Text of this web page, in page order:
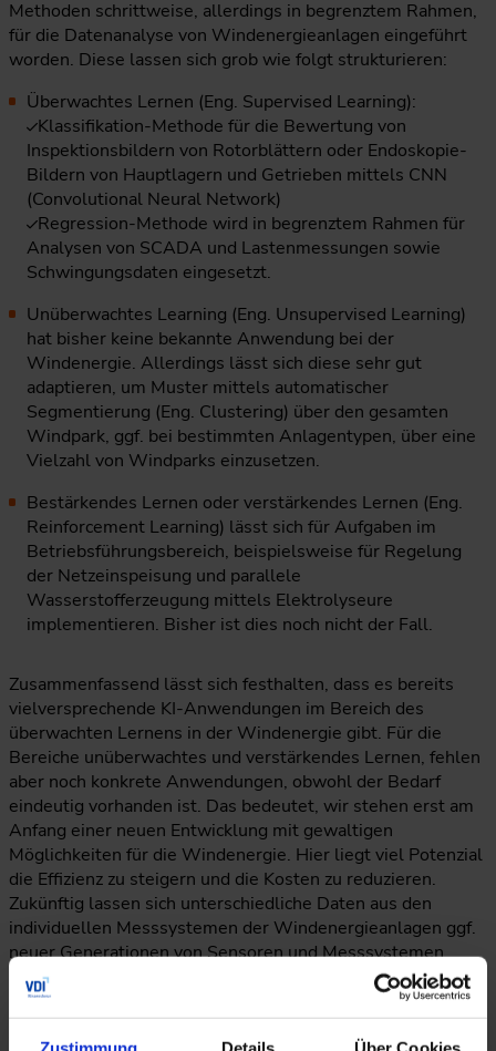
Methoden schrittweise, allerdings in begrenztem Rahmen,
für die Datenanalyse von Windenergieanlagen eingeführt
worden. Diese lassen sich grob wie folgt strukturieren:
Überwachtes Lernen (Eng. Supervised Learning):
Klassifikation-Methode für die Bewertung von
Inspektionsbildern von Rotorblättern oder Endoskopie-
Bildern von Hauptlagern und Getrieben mittels CNN
(Convolutional Neural Network)
Regression-Methode wird in begrenztem Rahmen für
Analysen von SCADA und Lastenmessungen sowie
Schwingungsdaten eingesetzt.
Unüberwachtes Learning (Eng. Unsupervised Learning)
hat bisher keine bekannte Anwendung bei der
Windenergie. Allerdings lässt sich diese sehr gut
adaptieren, um Muster mittels automatischer
Segmentierung (Eng. Clustering) über den gesamten
Windpark, ggf. bei bestimmten Anlagentypen, über eine
Vielzahl von Windparks einzusetzen.
Bestärkendes Lernen oder verstärkendes Lernen (Eng.
Reinforcement Learning) lässt sich für Aufgaben im
Betriebsführungsbereich, beispielsweise für Regelung
der Netzeinspeisung und parallele
Wasserstofferzeugung mittels Elektrolyseure
implementieren. Bisher ist dies noch nicht der Fall.
Zusammenfassend lässt sich festhalten, dass es bereits
vielversprechende KI-Anwendungen im Bereich des
überwachten Lernens in der Windenergie gibt. Für die
Bereiche unüberwachtes und verstärkendes Lernen, fehlen
aber noch konkrete Anwendungen, obwohl der Bedarf
eindeutig vorhanden ist. Das bedeutet, wir stehen erst am
Anfang einer neuen Entwicklung mit gewaltigen
Möglichkeiten für die Windenergie. Hier liegt viel Potenzial
die Effizienz zu steigern und die Kosten zu reduzieren.
Zukünftig lassen sich unterschiedliche Daten aus den
individuellen Messsystemen der Windenergieanlagen ggf.
neuer Generationen von Sensoren und Messsystemen
mittels multimodaler KI-Modelle (Eng. Multiple Models)
parallel betrachten. Dadurch kann die Wissensschöpfung
aus den Daten deutlich gesteigert werden, um die